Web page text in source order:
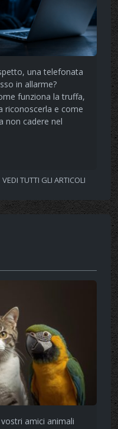
una telefonata
in allarme?
funziona la truffa,
riconoscerla e come
non cadere nel
VEDI TUTTI GLI ARTICOLI
amici animali